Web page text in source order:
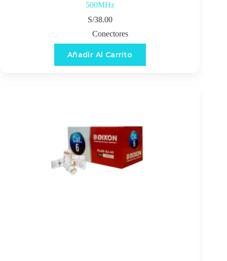
500MHz
S/38.00
Conectores
Añadir Al Carrito